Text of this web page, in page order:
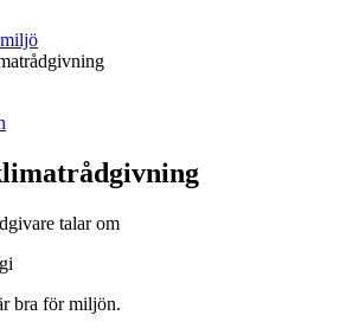
talar om
bra för miljön.